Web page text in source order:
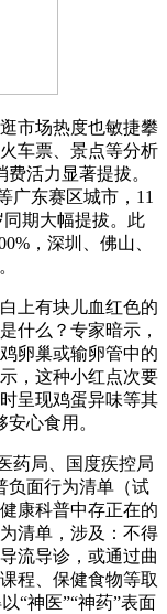
市场热度也敏捷攀
车票、景点等分析
活力显著提拔。
广东赛区城市，11
同期大幅提拔。此
，深圳、佛山、
上有块儿血红色的
什么？专家暗示，
卵巢或输卵管中的
，这种小红点次要
呈现鸡蛋异味等其
心食用。
局、国度疾控局
负面行为清单（试
康科普中存正在的
清单，涉及：不得
流导诊，或通过曲
程、保健食物等取
“神医”“神药”表面